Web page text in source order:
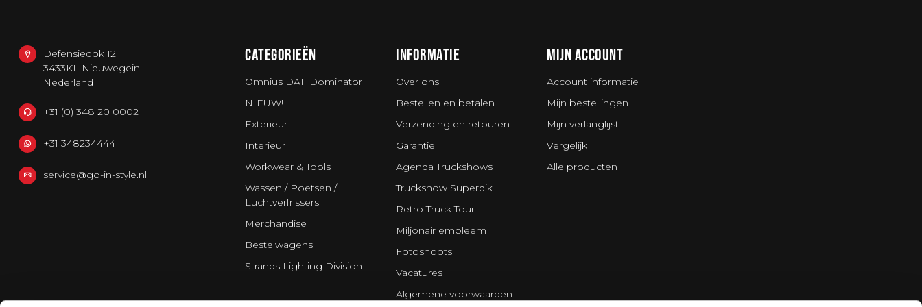
Defensiedok 12
3433KL Nieuwegein
Nederland
+31 (0) 348 20 0002
+31 348234444
service@go-in-style.nl
CATEGORIEËN
Omnius DAF Dominator
NIEUW!
Exterieur
Interieur
Workwear & Tools
Wassen / Poetsen /
Luchtverfrissers
Merchandise
Bestelwagens
Strands Lighting Division
INFORMATIE
Over ons
Bestellen en betalen
Verzending en retouren
Garantie
Agenda Truckshows
Truckshow Superdik
Retro Truck Tour
Miljonair embleem
Fotoshoots
Vacatures
Algemene voorwaarden
MIJN ACCOUNT
Account informatie
Mijn bestellingen
Mijn verlanglijst
Vergelijk
Alle producten